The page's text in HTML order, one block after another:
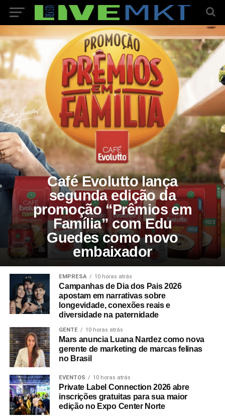
Café Evolutto lança
segunda edição da
promoção “Prêmios em
Família” com Edu
Guedes como novo
embaixador
EMPRESA 10 horas atrás
Campanhas de Dia dos Pais 2026
apostam em narrativas sobre
longevidade, conexões reais e
diversidade na paternidade
GENTE 10 horas atrás
Mars anuncia Luana Nardez como nova
gerente de marketing de marcas felinas
no Brasil
EVENTOS 10 horas atrás
Private Label Connection 2026 abre
inscrições gratuitas para sua maior
edição no Expo Center Norte